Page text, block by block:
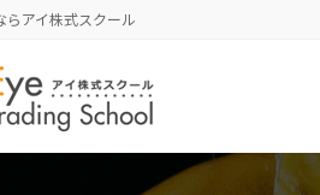
らアイ株式スクール